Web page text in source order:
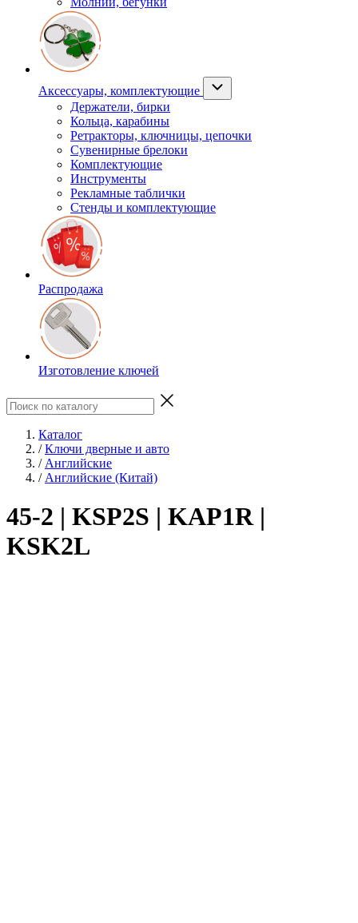
Аксессуары, комплектующие
Держатели, бирки
Кольца, карабины
Ретракторы, ключницы, цепочки
Сувенирные брелоки
Комплектующие
Инструменты
Рекламные таблички
Стенды и комплектующие
Распродажа
Изготовление ключей
Каталог
/ Ключи дверные и авто
/ Английские
/ Английские (Китай)
45-2 | KSP2S | KAP1R |
KSK2L